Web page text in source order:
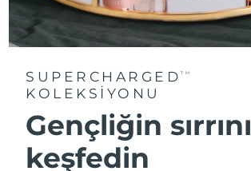
SUPERCHARGEDTM
KOLEKSIYONU
Gençliğin sırrını
keşfedin